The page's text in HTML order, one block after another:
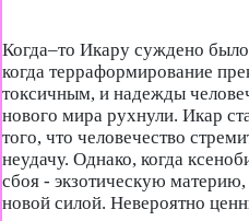
Когда–то Икару суждено
когда терраформирование
токсичным, и надежды
нового мира рухнули. Икар
того, что человечество
неудачу. Однако, когда
сбоя - экзотическую
новой силой. Невероятно